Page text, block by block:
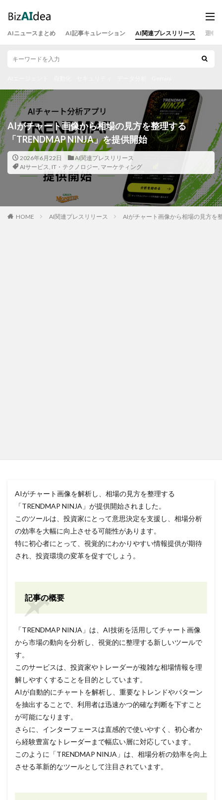
AIニュースまとめ AI記事キュレーション AI関連プレスリリース 運営
AIがチャート画像から相場の見方を整理する
「TRENDMAP NINJA」を提供開始
2026年6月22日
AI関連プレスリリース
AIサービス, IT・テクノロジー, マーケティング
HOME AI関連プレスリリース AIがチャート画像から相場の見方を
AIがチャート画像を解析し、相場の見方を整理する
「TRENDMAP NINJA」が提供開始されました。
このツールは、投資家にとって意思決定を支援し、相場分析
の効率を大幅に向上させる可能性があります。
特に初心者にとって、視覚的にわかりやすい情報提供が期待
され、投資環境の変革を促すでしょう。
記事の概要
「TRENDMAP NINJA」は、AI技術を活用してチャート画像
から市場の動向を分析し、視覚的に整理する新しいツールで
す。
このサービスは、投資家やトレーダーが複雑な相場情報を理
解しやすくすることを目的としています。
AIが自動的にチャートを解析し、重要なトレンドやパターン
を抽出することで、利用者は迅速かつ的確な判断を下すこと
が可能になります。
さらに、インターフェースは直感的で使いやすく、初心者か
ら経験豊富なトレーダーまで幅広い層に対応しています。
このように「TRENDMAP NINJA」は、相場分析の効率を向上
させる革新的なツールとして注目されています。